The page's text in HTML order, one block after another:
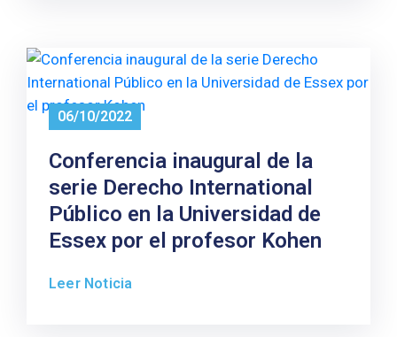
06/10/2022
Conferencia inaugural de la
serie Derecho International
Público en la Universidad de
Essex por el profesor Kohen
Leer Noticia